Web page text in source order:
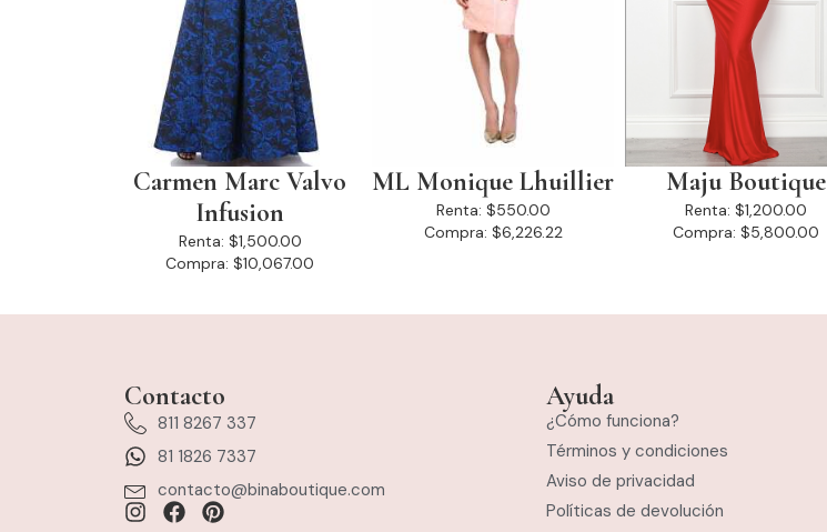
Carmen Marc Valvo
Infusion
Renta: $1,500.00
Compra: $10,067.00
ML Monique Lhuillier
Renta: $550.00
Compra: $6,226.22
Maju Boutique
Renta: $1,200.00
Compra: $5,800.00
Contacto
811 8267 337
81 1826 7337
contacto@binaboutique.com
Ayuda
¿Cómo funciona?
Términos y condiciones
Aviso de privacidad
Políticas de devolución